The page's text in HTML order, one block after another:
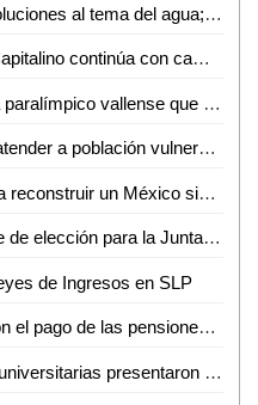
Capitalinos exigen a Galindo soluciones al tema del agua; vecinos bloquean Periférico Norte
En diciembre, Gobierno de la Capitalino continúa con campaña de descuentos en multas y recargos
Jesús Eduardo Ponce, el atleta paralímpico vallense que levanta pesas y rompe barreras
DIF de Valles se prepara para atender a población vulnerable durante temporada invernal
Marta Reyes hace un llamado a reconstruir un México sin violencia para las próximas generaciones
Colonia Buenos Aires pendiente de elección para la Junta de Participación Ciudadana
de Ingresos en SLP
Gobierno de México cumple con el pago de las pensiones bienestar en San Luis Potosí
En la FIL Guadalajara, autoras universitarias presentaron libro sobre gastronomía huasteca Tének, con sello UASLP